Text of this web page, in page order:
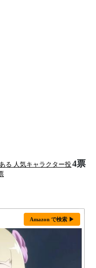
る 人気キャラクター投4票
Amazon で検索 ▶